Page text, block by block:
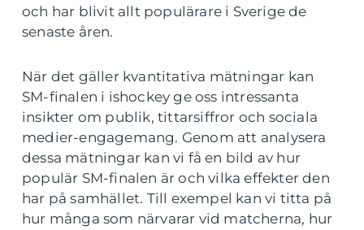
och har blivit allt populärare i Sverige de
senaste åren.
När det gäller kvantitativa mätningar kan
SM-finalen i ishockey ge oss intressanta
insikter om publik, tittarsiffror och sociala
medier-engagemang. Genom att analysera
dessa mätningar kan vi få en bild av hur
populär SM-finalen är och vilka effekter den
har på samhället. Till exempel kan vi titta på
hur många som närvarar vid matcherna, hur